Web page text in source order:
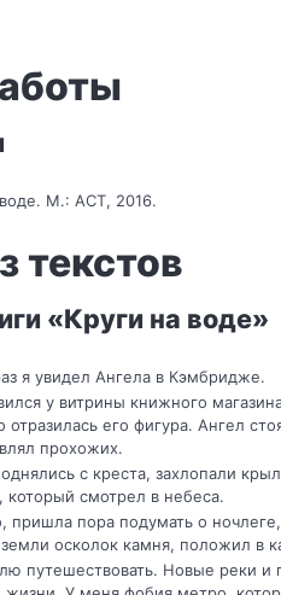
М.: АСТ, 2016.
текстов
«Круги на воде»
я увидел Ангела в Кэмбридже.
у витрины книжного
отразилась его фигура. Ангел
прохожих.
с креста, захлопали
который смотрел в небеса.
пришла пора подумать о
осколок камня, положил в
путешествовать. Новые реки и